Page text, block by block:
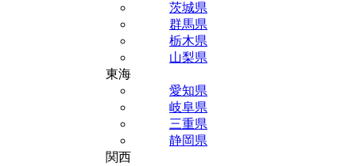
茨城県
群馬県
栃木県
山梨県
東海
愛知県
岐阜県
三重県
静岡県
関西